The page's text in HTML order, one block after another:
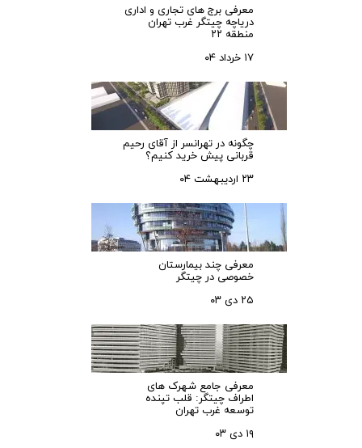
معرفی برج های تجاری و اداری
دریاچه چیتگر غرب تهران
منطقه ۲۲
۱۷ خرداد ۰۴
چگونه در تهرانسر از آقای رحیم
قربانی پیش خرید کنیم؟
۲۳ اردیبهشت ۰۴
معرفی چند بیمارستان
خصوصی در چیتگر
۲۵ دی ۰۳
معرفی جامع شهرک‌ های
اطراف چیتگر: قلب تپنده
توسعه غرب تهران
۱۹ دی ۰۳